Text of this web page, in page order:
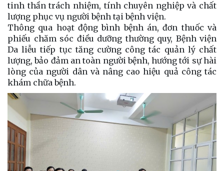
tinh thần trách nhiệm, tính chuyên nghiệp và chất
lượng phục vụ người bệnh tại bệnh viện.
Thông qua hoạt động bình bệnh án, đơn thuốc và
phiếu chăm sóc điều dưỡng thường quy, Bệnh viện
Da liễu tiếp tục tăng cường công tác quản lý chất
lượng, bảo đảm an toàn người bệnh, hướng tới sự hài
lòng của người dân và nâng cao hiệu quả công tác
khám chữa bệnh.